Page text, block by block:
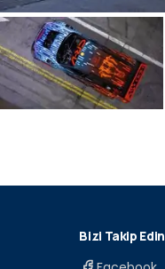
Bizi Takip Edin